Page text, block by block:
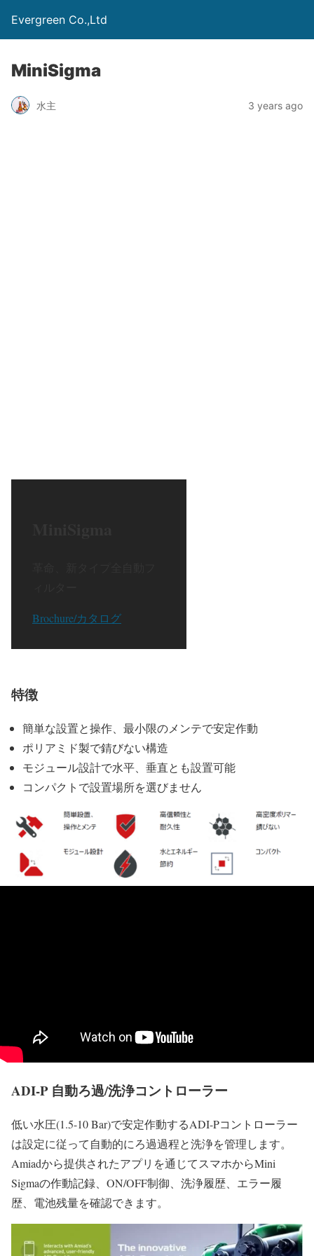
Evergreen Co.,Ltd
MiniSigma
水主 3 years ago
Brochure/カタログ
特徴
簡単な設置と操作、最小限のメンテで安定作動
ポリアミド製で錆びない構造
モジュール設計で水平、垂直とも設置可能
コンパクトで設置場所を選びません
ADI-P 自動ろ過/洗浄コントローラー
低い水圧(1.5-10 Bar)で安定作動するADI-Pコントローラー
は設定に従って自動的にろ過過程と洗浄を管理します。
Amiadから提供されたアプリを通じてスマホからMini
Sigmaの作動記録、ON/OFF制御、洗浄履歴、エラー履
歴、電池残量を確認できます。